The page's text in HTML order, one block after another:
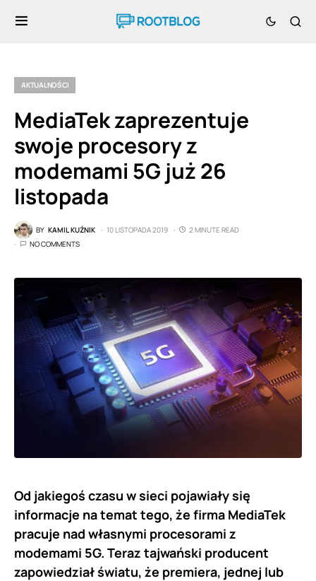
AKTUALNOŚCI
MediaTek zaprezentuje
swoje procesory z
modemami 5G już 26
listopada
BY KAMIL KUŹNIK 10 LISTOPADA 2019
2 MINUTE READ
NO COMMENTS
Od jakiegoś czasu w sieci pojawiały się
informacje na temat tego, że firma MediaTek
pracuje nad własnymi procesorami z
modemami 5G. Teraz tajwański producent
zapowiedział światu, że premiera, jednej lub